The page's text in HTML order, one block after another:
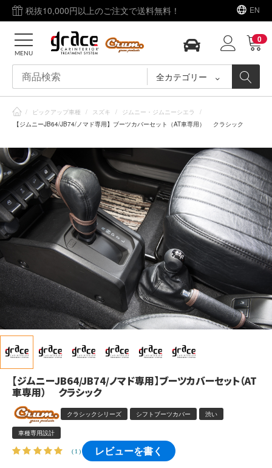
税抜10,000円以上のご注文で送料無料！ EN
全カテゴリー
0
MENU
/ ピックアップ車種 / スズキ / ジムニー・ジムニーシエラ
/
【ジムニーJB64/JB74/ノマド専用】ブーツカバーセット（AT車専用） クラシック
【ジムニーJB64/JB74/ノマド専用】ブーツカバーセット（AT
車専用） クラシック
クラシックシリーズ シフトブーツカバー 渋い
車種専用設計
(1) レビューを書く